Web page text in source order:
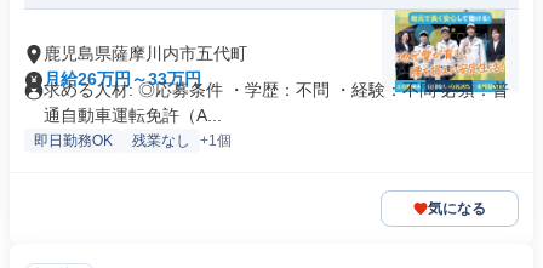
鹿児島県薩摩川内市五代町
月給26万円～33万円
求める人材: ◎応募条件 ・学歴：不問 ・経験：不問 必須：普
通自動車運転免許（A...
即日勤務OK 残業なし +1個
気になる